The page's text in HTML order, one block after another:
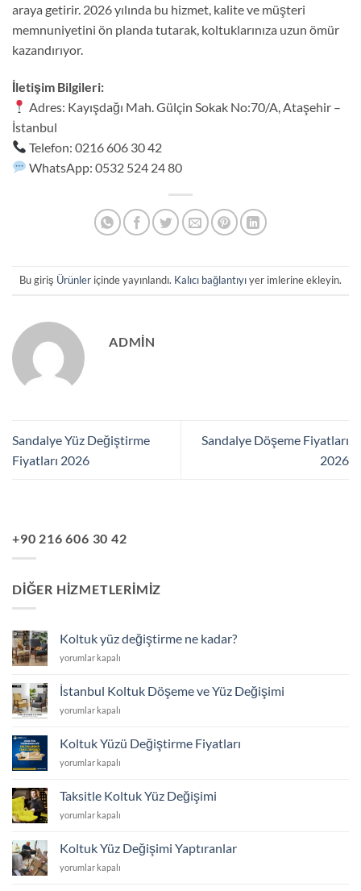
araya getirir. 2026 yılında bu hizmet, kalite ve müşteri
memnuniyetini ön planda tutarak, koltuklarınıza uzun ömür
kazandırıyor.
İletişim Bilgileri:
Adres: Kayışdağı Mah. Gülçin Sokak No:70/A, Ataşehir –
İstanbul
Telefon: 0216 606 30 42
WhatsApp: 0532 524 24 80
Bu giriş Ürünler içinde yayınlandı. Kalıcı bağlantıyıyer imlerine ekleyin.
ADMIN
Sandalye Yüz Değiştirme
Fiyatları 2026
Sandalye Döşeme Fiyatları
2026
+90 216 606 30 42
DIĞER HIZMETLERIMIZ
Koltuk yüz değiştirme ne kadar?
Koltuk
değiştirme
ne
kadar?
yorumlar kapalı
İstanbul Koltuk Döşeme ve Yüz Değişimi
İstanbul
ve
Yüz
için
yorumlar kapalı
Koltuk Yüzü Değiştirme Fiyatları
Koltuk
Fiyatları
için
yorumlar kapalı
Taksitle Koltuk Yüz Değişimi
Taksitle
Değişimi
için
yorumlar kapalı
Koltuk Yüz Değişimi Yaptıranlar
Koltuk
yorumlar kapalı